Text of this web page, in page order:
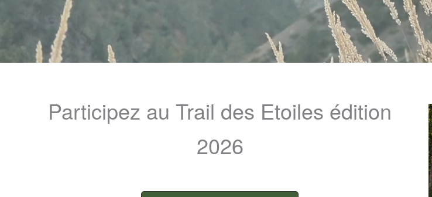
Participez au Trail des Etoiles édition
2026